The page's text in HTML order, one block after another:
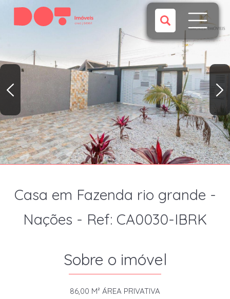
Casa em Fazenda rio grande -
Nações - Ref: CA0030-IBRK
Sobre o imóvel
86,00 M² ÁREA PRIVATIVA